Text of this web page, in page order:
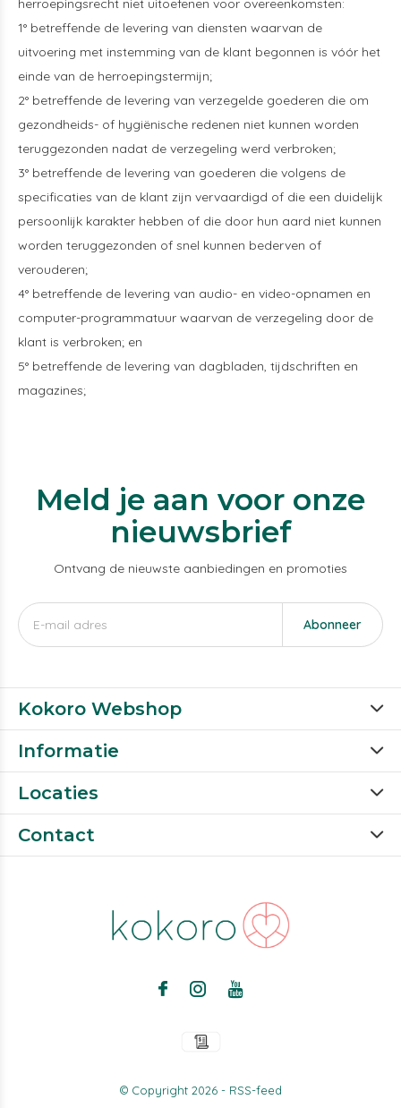
herroepingsrecht niet uitoefenen voor overeenkomsten:
1° betreffende de levering van diensten waarvan de
uitvoering met instemming van de klant begonnen is vóór het
einde van de herroepingstermijn;
2° betreffende de levering van verzegelde goederen die om
gezondheids- of hygiënische redenen niet kunnen worden
teruggezonden nadat de verzegeling werd verbroken;
3° betreffende de levering van goederen die volgens de
specificaties van de klant zijn vervaardigd of die een duidelijk
persoonlijk karakter hebben of die door hun aard niet kunnen
worden teruggezonden of snel kunnen bederven of
verouderen;
4° betreffende de levering van audio- en video-opnamen en
computer-programmatuur waarvan de verzegeling door de
klant is verbroken; en
5° betreffende de levering van dagbladen, tijdschriften en
magazines;
Meld je aan voor onze
nieuwsbrief
Ontvang de nieuwste aanbiedingen en promoties
Abonneer
Kokoro Webshop
Informatie
Locaties
Contact
© Copyright 2026- RSS-feed